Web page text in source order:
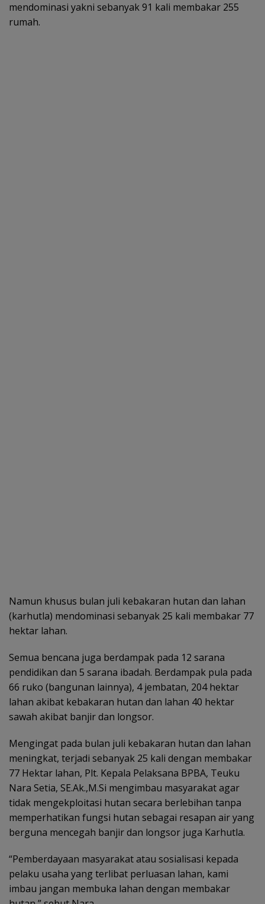
mendominasi yakni sebanyak 91 kali membakar 255
rumah.
Namun khusus bulan juli kebakaran hutan dan lahan
(karhutla) mendominasi sebanyak 25 kali membakar 77
hektar lahan.
Semua bencana juga berdampak pada 12 sarana
pendidikan dan 5 sarana ibadah. Berdampak pula pada
66 ruko (bangunan lainnya), 4 jembatan, 204 hektar
lahan akibat kebakaran hutan dan lahan 40 hektar
sawah akibat banjir dan longsor.
Mengingat pada bulan juli kebakaran hutan dan lahan
meningkat, terjadi sebanyak 25 kali dengan membakar
77 Hektar lahan, Plt. Kepala Pelaksana BPBA, Teuku
Nara Setia, SE.Ak.,M.Si mengimbau masyarakat agar
tidak mengekploitasi hutan secara berlebihan tanpa
memperhatikan fungsi hutan sebagai resapan air yang
berguna mencegah banjir dan longsor juga Karhutla.
“Pemberdayaan masyarakat atau sosialisasi kepada
pelaku usaha yang terlibat perluasan lahan, kami
imbau jangan membuka lahan dengan membakar